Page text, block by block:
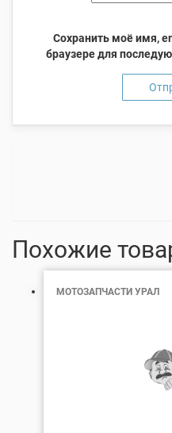
Сохранить моё имя,
браузере для
Похожие
МОТОЗАПЧАСТИ УРАЛ